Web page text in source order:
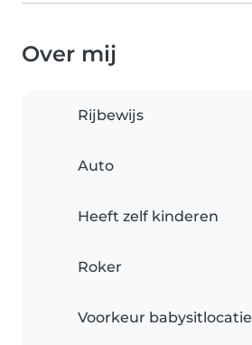
Over mij
Rijbewijs
Auto
Heeft zelf kinderen
Roker
Voorkeur babysitlocatie